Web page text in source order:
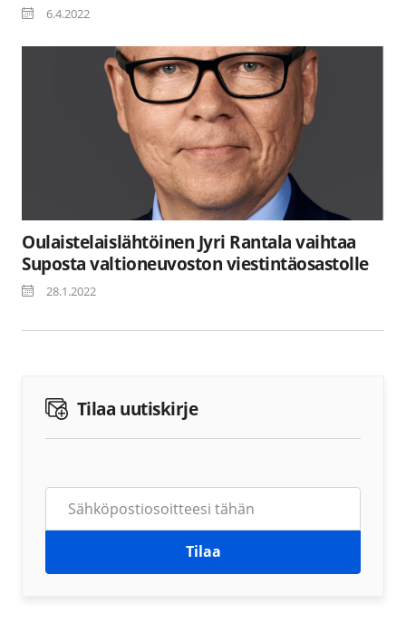
6.4.2022
Oulaistelaislähtöinen Jyri Rantala vaihtaa
Suposta valtioneuvoston viestintäosastolle
28.1.2022
Tilaa uutiskirje
Tilaa